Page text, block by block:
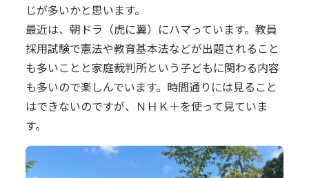
じが多いかと思います。
最近は、朝ドラ（虎に翼）にハマっています。教員
採用試験で憲法や教育基本法などが出題されること
も多いことと家庭裁判所という子どもに関わる内容
も多いので楽しんでいます。時間通りには見ること
はできないのですが、ＮＨＫ＋を使って見ていま
す。